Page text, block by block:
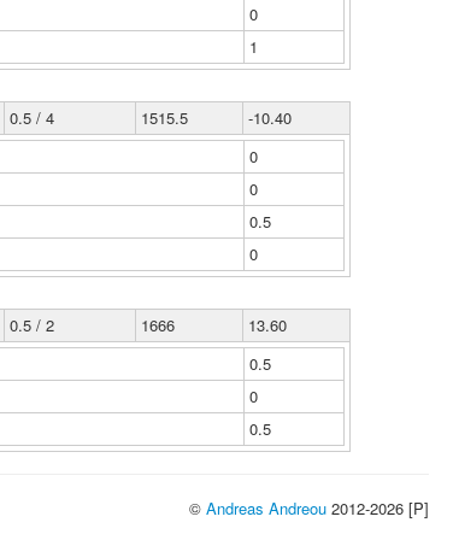
0
1
0.5 / 4 1515.5
-10.40
0
0
0.5
0
0.5 / 2 1666
13.60
0.5
0
0.5
© Andreas Andreou 2012-2026 [P]